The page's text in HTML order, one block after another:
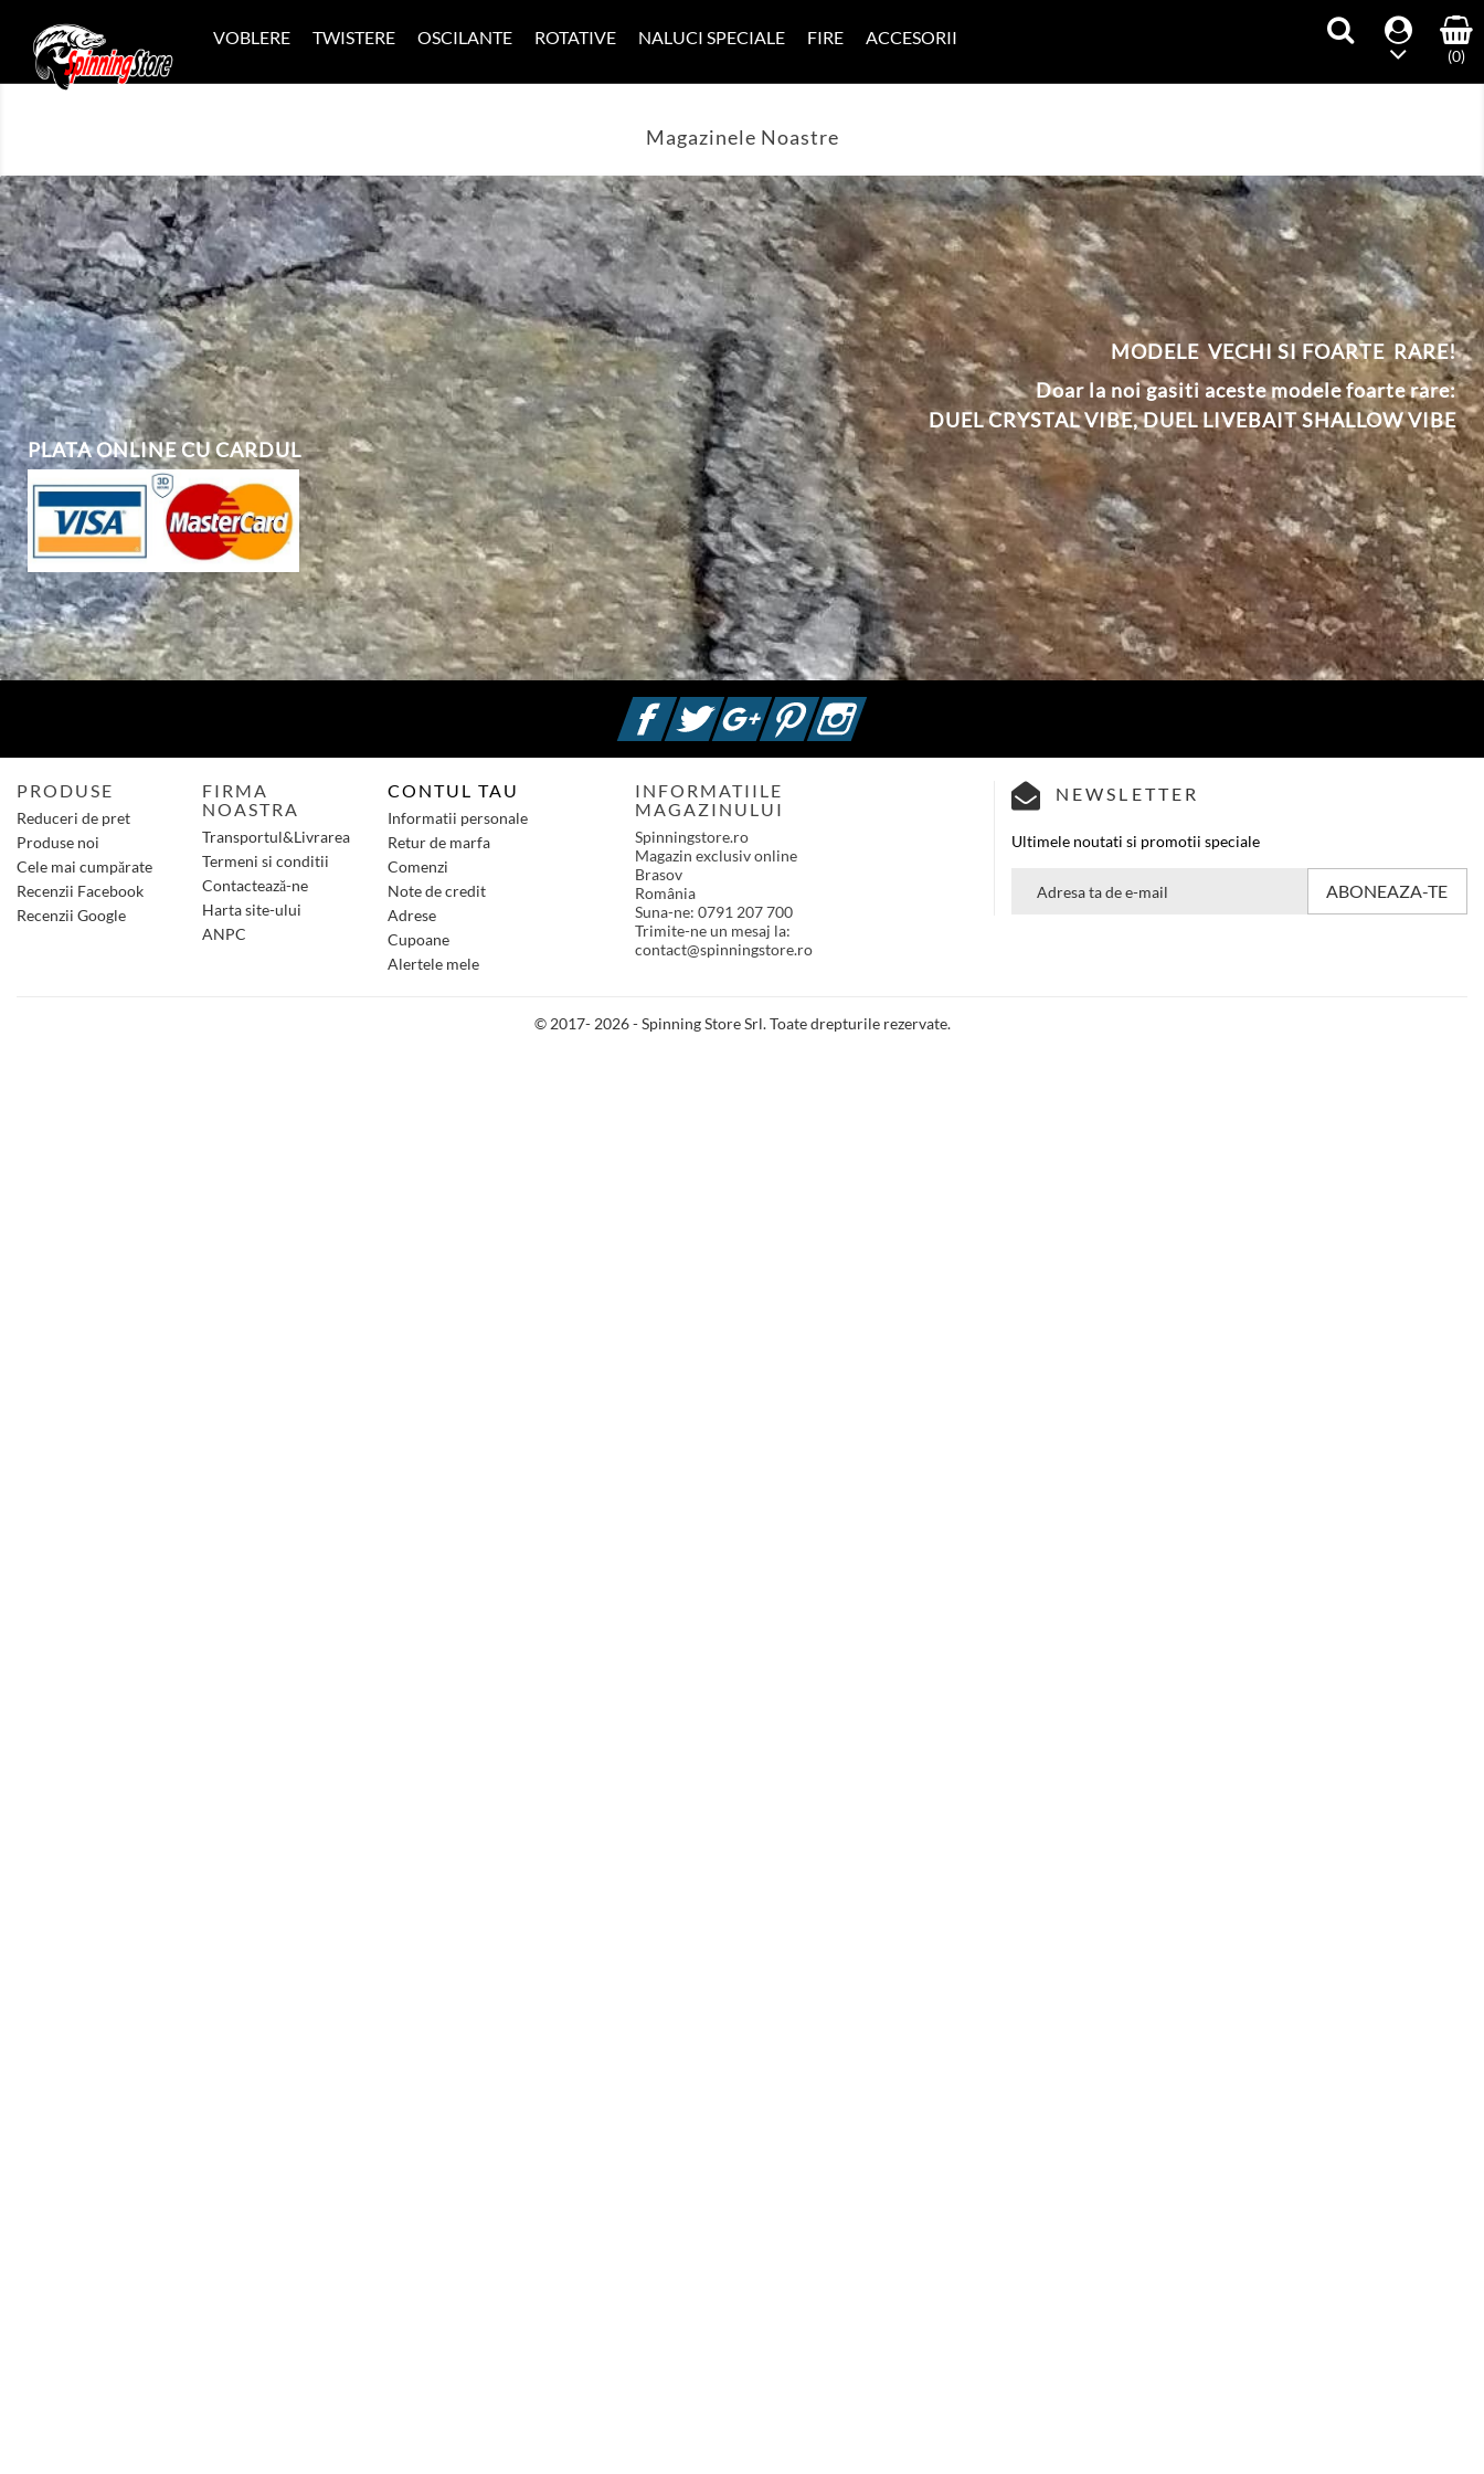
VOBLERE TWISTERE OSCILANTE ROTATIVE NALUCI SPECIALE FIRE ACCESORII
(0)
Magazinele Noastre
MODELE VECHI SI FOARTE RARE!
Doar la noi gasiti aceste modele foarte rare:
DUEL CRYSTAL VIBE,DUELLIVEBAIT SHALLOW VIBE
PLATA ONLINE CU CARDUL
FacebookTwitterGoogle +PinterestInstagram
PRODUSE
Reduceri de pret
Produse noi
Cele mai cumpărate
Recenzii Facebook
Recenzii Google
FIRMA
NOASTRA
Transportul&Livrarea
Termeni si conditii
Contactează-ne
Harta site-ului
ANPC
CONTUL TAU
Informatii personale
Retur de marfa
Comenzi
Note de credit
Adrese
Cupoane
Alertele mele
INFORMATIILE
MAGAZINULUI
Spinningstore.ro
Magazin exclusiv online
Brasov
România
Suna-ne: 0791 207 700
Trimite-ne un mesaj la:
contact@spinningstore.ro
NEWSLETTER
Ultimele noutati si promotii speciale
© 2017- 2026 - Spinning Store Srl. Toate drepturile rezervate.